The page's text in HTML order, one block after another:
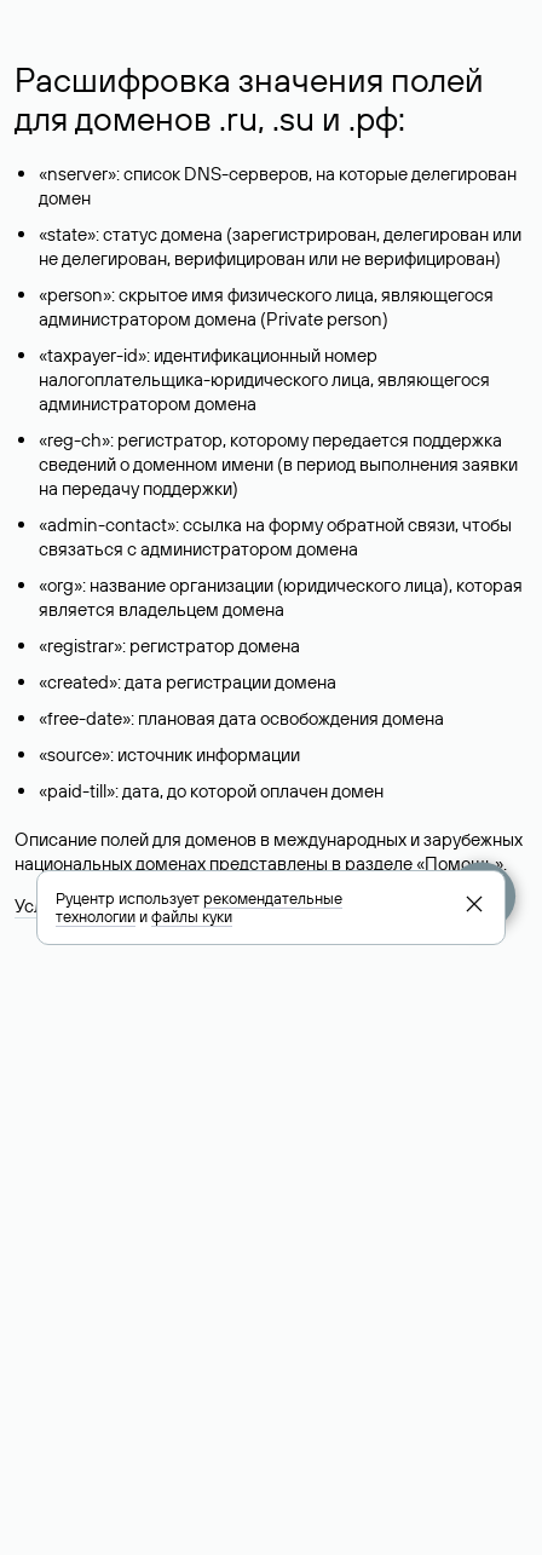
Расшифровка значения полей
для доменов .ru, .su и .рф:
«nserver»: список DNS-серверов, на которые делегирован
домен
«state»: статус домена (зарегистрирован, делегирован или
не делегирован, верифицирован или не верифицирован)
«person»: скрытое имя физического лица, являющегося
администратором домена (Privatе person)
«taxpayer-id»: идентификационный номер
налогоплательщика-юридического лица, являющегося
администратором домена
«reg-ch»: регистратор, которому передается поддержка
сведений о доменном имени (в период выполнения заявки
на передачу поддержки)
«admin-contact»: ссылка на форму обратной связи, чтобы
связаться с администратором домена
«org»: название организации (юридического лица), которая
является владельцем домена
«registrar»: регистратор домена
«created»: дата регистрации домена
«free-date»: плановая дата освобождения домена
«source»: источник информации
«paid-till»: дата, до которой оплачен домен
Описание полей для доменов в международных и зарубежных
национальных доменах представлены в разделе «Помощь».
Условия использования Whois-сервиса
Руцентр используетрекомендательные
технологииифайлы куки